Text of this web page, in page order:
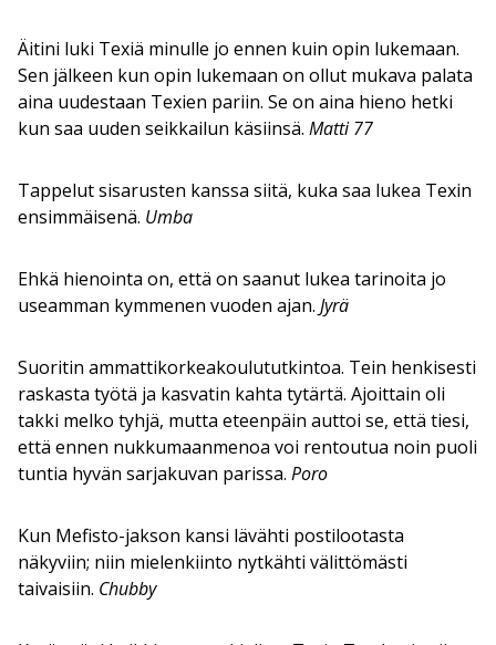
Äitini luki Texiä minulle jo ennen kuin opin lukemaan.
Sen jälkeen kun opin lukemaan on ollut mukava palata
aina uudestaan Texien pariin. Se on aina hieno hetki
kun saa uuden seikkailun käsiinsä. Matti 77
Tappelut sisarusten kanssa siitä, kuka saa lukea Texin
ensimmäisenä. Umba
Ehkä hienointa on, että on saanut lukea tarinoita jo
useamman kymmenen vuoden ajan. Jyrä
Suoritin ammattikorkeakoulututkintoa. Tein henkisesti
raskasta työtä ja kasvatin kahta tytärtä. Ajoittain oli
takki melko tyhjä, mutta eteenpäin auttoi se, että tiesi,
että ennen nukkumaanmenoa voi rentoutua noin puoli
tuntia hyvän sarjakuvan parissa. Poro
Kun Mefisto-jakson kansi lävähti postilootasta
näkyviin; niin mielenkiinto nytkähti välittömästi
taivaisiin. Chubby